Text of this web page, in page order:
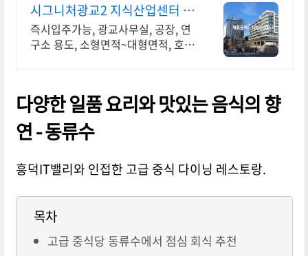
시그니처광교2 지식산업센터 호
실실사가능, 사전예약필수
즉시입주가능, 광교사무실, 공장, 연
구소 용도, 소형면적~대형면적, 호실
다양한 일품 요리와 맛있는 음식의 향
연-동류수
흥덕IT밸리와 인접한 고급 중식 다이닝 레스토랑.
목차
고급 중식당 동류수에서 점심 회식 추천